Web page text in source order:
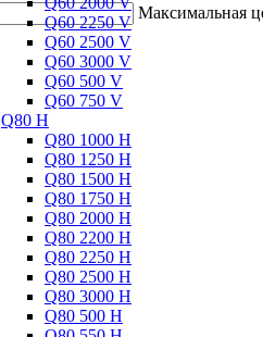
Q60 2250 V
Q60 2500 V
Q60 3000 V
Q60 500 V
Q60 750 V
Q80 H
Q80 1000 H
Q80 1250 H
Q80 1500 H
Q80 1750 H
Q80 2000 H
Q80 2200 H
Q80 2250 H
Q80 2500 H
Q80 3000 H
Q80 500 H
Максимальная